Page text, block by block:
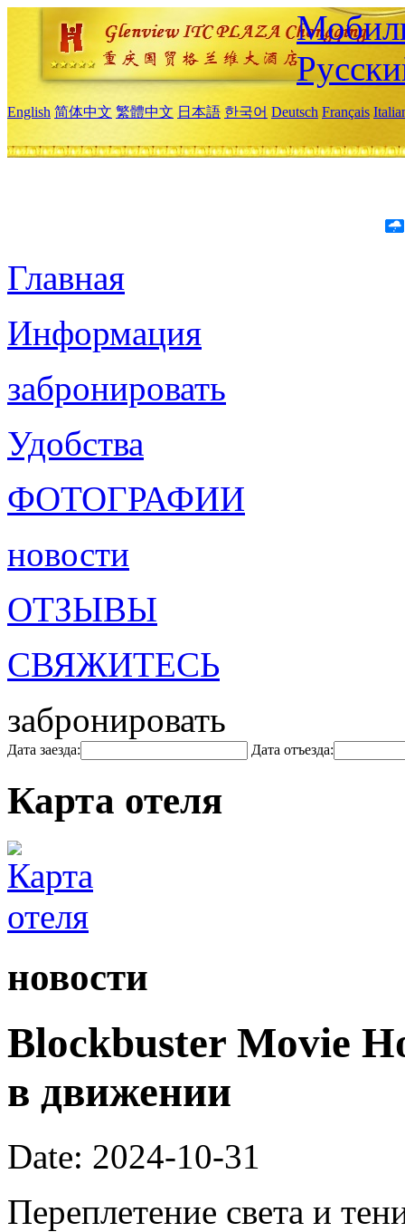
English 简体中文 繁體中文 日本語 한국어 Deutsch Français
Главная
Информация
забронировать
Удобства
ФОТОГРАФИИ
новости
ОТЗЫВЫ
СВЯЖИТЕСЬ
забронировать
Дата заезда: Дата отъезда:
Карта отеля
новости
Blockbuster Movie
в движении
Date: 2024-10-31
Переплетение света и